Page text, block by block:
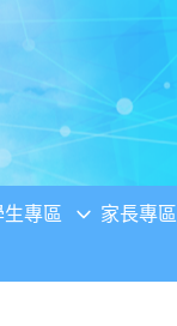
生專區 家長專區